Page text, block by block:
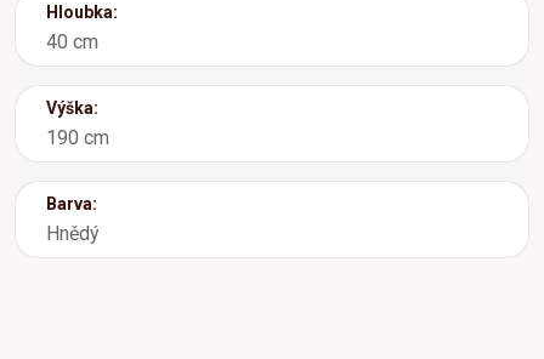
Hloubka:
40 cm
Výška:
190 cm
Barva:
Hnědý